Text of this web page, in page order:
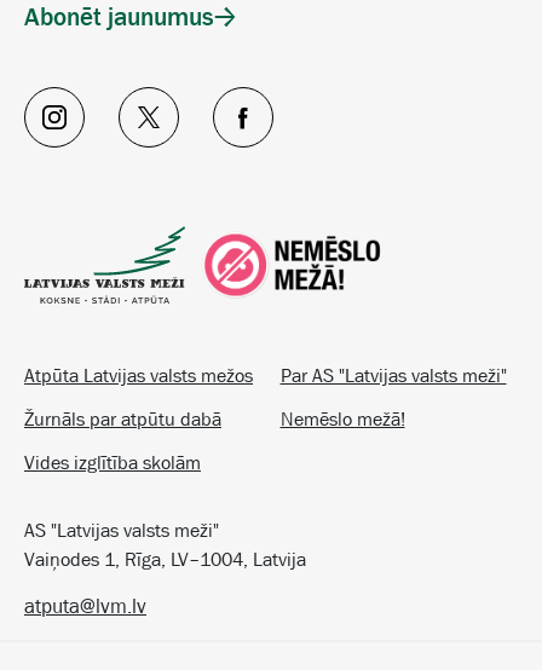
Atpūta Latvijas valsts mežos
Par AS "Latvijas valsts meži"
Žurnāls par atpūtu dabā
Nemēslo mežā!
Vides izglītība skolām
AS "Latvijas valsts meži"
Vaiņodes 1, Rīga, LV–1004, Latvija
Abonēt jaunumus
atputa@lvm.lv